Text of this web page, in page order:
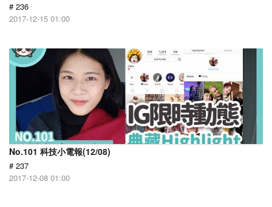
# 236
2017-12-15 01:00
No.101 科技小電報(12/08)
# 237
2017-12-08 01:00